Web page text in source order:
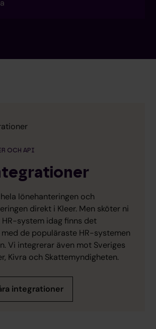
insyn i löneprocessen
OCH API
lönehanteringen och
direkt i Kleer. Men sköter ni
system idag finns det
de populäraste HR-systemen
Vi integrerar även mot Sveriges
Kivra och Skattemyndigheten.
integrationer